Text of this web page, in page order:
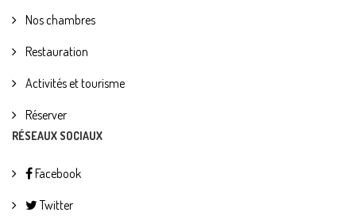
Nos chambres
Restauration
Activités et tourisme
Réserver
RÉSEAUX SOCIAUX
Facebook
Twitter